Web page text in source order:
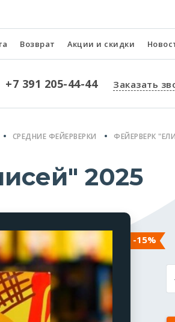
Возврат Акции и скидки
+7 391 205-44-44 Заказать
СРЕДНИЕ ФЕЙЕРВЕРКИ ФЕЙЕРВЕРК
2025
-15%